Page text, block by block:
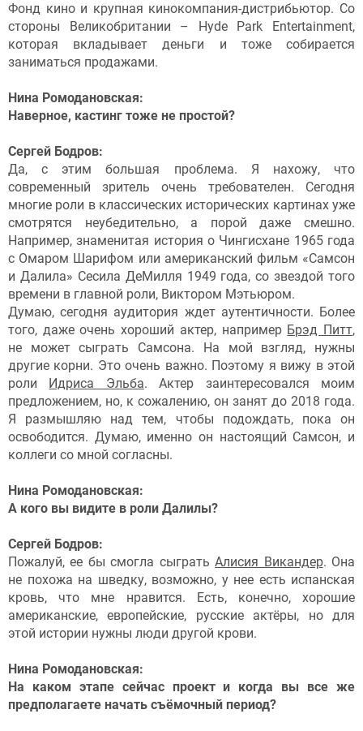
Фонд кино и крупная кинокомпания-дистрибьютор. Со
стороны Великобритании – Hyde Park Entertainment,
которая вкладывает деньги и тоже собирается
заниматься продажами.
Нина Ромодановская:
Наверное, кастинг тоже не простой?
Сергей Бодров:
Да, с этим большая проблема. Я нахожу, что
современный зритель очень требователен. Сегодня
многие роли в классических исторических картинах уже
смотрятся неубедительно, а порой даже смешно.
Например, знаменитая история о Чингисхане 1965 года
с Омаром Шарифом или американский фильм «Самсон
и Далила» Сесила ДеМилля 1949 года, со звездой того
времени в главной роли, Виктором Мэтьюром.
Думаю, сегодня аудитория ждет аутентичности. Более
того, даже очень хороший актер, например Брэд Питт,
не может сыграть Самсона. На мой взгляд, нужны
другие корни. Это очень важно. Поэтому я вижу в этой
роли
Идриса Эльба. Актер заинтересовался моим
предложением, но, к сожалению, он занят до 2018 года.
Я размышляю над тем, чтобы подождать, пока он
освободится. Думаю, именно он настоящий Самсон, и
коллеги со мной согласны.
Нина Ромодановская:
А кого вы видите в роли Далилы?
Сергей Бодров:
Пожалуй, ее бы смогла сыгратьАлисия Викандер. Она
не похожа на шведку, возможно, у нее есть испанская
кровь, что мне нравится. Есть, конечно, хорошие
американские, европейские, русские актёры, но для
этой истории нужны люди другой крови.
Нина Ромодановская:
На каком этапе сейчас проект и когда вы все же
предполагаете начать съёмочный период?